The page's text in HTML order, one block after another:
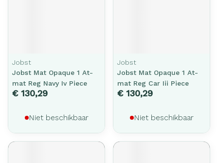
Jobst
Jobst Mat Opaque 1 At-
mat Reg Navy Iv Piece
€ 130,29
Niet beschikbaar
Jobst
Jobst Mat Opaque 1 At-
mat Reg Car Iii Piece
€ 130,29
Niet beschikbaar